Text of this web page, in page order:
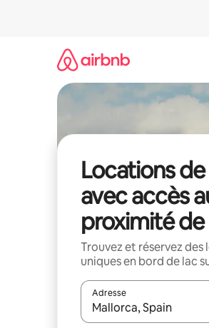
Locations
avec accès
proximité
Trouvez et réservez
uniques en bord de lac
Adresse
Lorsque les résultats